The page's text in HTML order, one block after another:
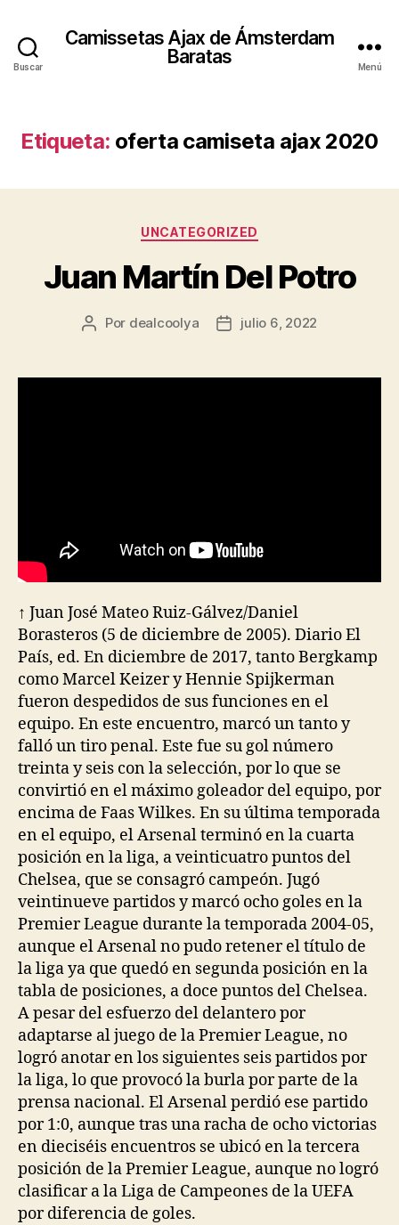
Buscar
Camissetas Ajax de Ámsterdam
Baratas
Menú
Etiqueta: oferta camiseta ajax 2020
Categorías
UNCATEGORIZED
Juan Martín Del Potro
Autor
entrada
Por dealcoolya
Fecha
entrada
julio 6, 2022
↑ Juan José Mateo Ruiz-Gálvez/Daniel
Borasteros (5 de diciembre de 2005). Diario El
País, ed. En diciembre de 2017, tanto Bergkamp
como Marcel Keizer y Hennie Spijkerman
fueron despedidos de sus funciones en el
equipo. En este encuentro, marcó un tanto y
falló un tiro penal. Este fue su gol número
treinta y seis con la selección, por lo que se
convirtió en el máximo goleador del equipo, por
encima de Faas Wilkes. En su última temporada
en el equipo, el Arsenal terminó en la cuarta
posición en la liga, a veinticuatro puntos del
Chelsea, que se consagró campeón. Jugó
veintinueve partidos y marcó ocho goles en la
Premier League durante la temporada 2004-05,
aunque el Arsenal no pudo retener el título de
la liga ya que quedó en segunda posición en la
tabla de posiciones, a doce puntos del Chelsea.
A pesar del esfuerzo del delantero por
adaptarse al juego de la Premier League, no
logró anotar en los siguientes seis partidos por
la liga, lo que provocó la burla por parte de la
prensa nacional. El Arsenal perdió ese partido
por 1:0, aunque tras una racha de ocho victorias
en dieciséis encuentros se ubicó en la tercera
posición de la Premier League, aunque no logró
clasificar a la Liga de Campeones de la UEFA
por diferencia de goles.